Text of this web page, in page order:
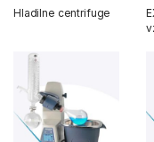
Hladilne centrifuge